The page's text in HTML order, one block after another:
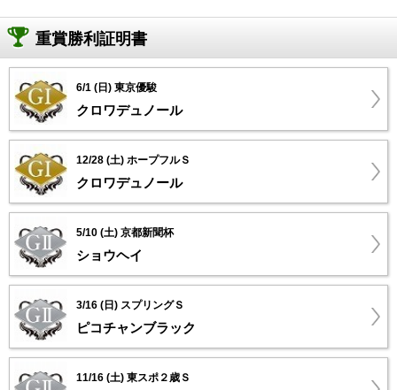
重賞勝利証明書
6/1 (日) 東京優駿
クロワデュノール
12/28 (土) ホープフルＳ
クロワデュノール
5/10 (土) 京都新聞杯
ショウヘイ
3/16 (日) スプリングＳ
ピコチャンブラック
11/16 (土) 東スポ２歳Ｓ